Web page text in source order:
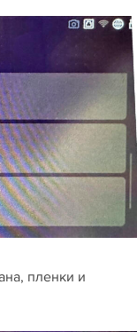
пленки и